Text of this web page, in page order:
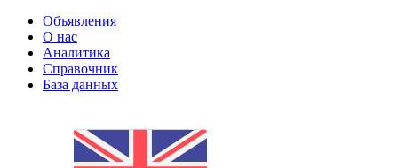
Объявления
О нас
Аналитика
Справочник
База данных